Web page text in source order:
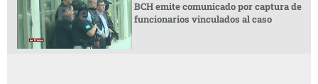
BCH emite comunicado por captura de
funcionarios vinculados al caso